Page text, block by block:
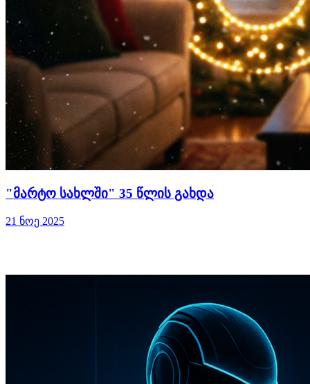
"მარტო სახლში" 35 წლის გახდა
21 ნოე 2025